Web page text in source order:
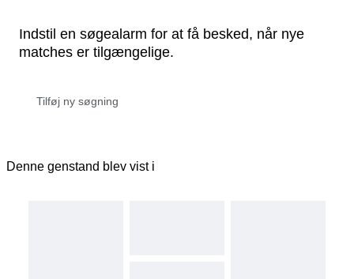
Indstil en søgealarm for at få besked, når nye
matches er tilgængelige.
Denne genstand blev vist i